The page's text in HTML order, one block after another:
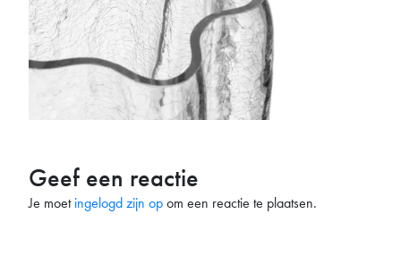
Geef een reactie
Je moetingelogd zijn opom een reactie te plaatsen.